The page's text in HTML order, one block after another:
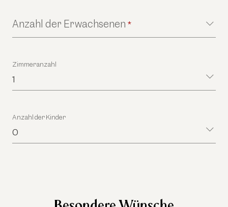
Anzahl der Erwachsenen *
Zimmeranzahl
1
Anzahl der Kinder
0